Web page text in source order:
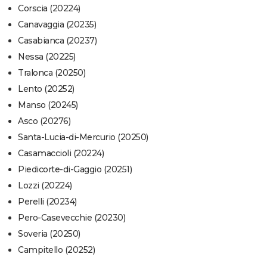
Corscia (20224)
Canavaggia (20235)
Casabianca (20237)
Nessa (20225)
Tralonca (20250)
Lento (20252)
Manso (20245)
Asco (20276)
Santa-Lucia-di-Mercurio (20250)
Casamaccioli (20224)
Piedicorte-di-Gaggio (20251)
Lozzi (20224)
Perelli (20234)
Pero-Casevecchie (20230)
Soveria (20250)
Campitello (20252)